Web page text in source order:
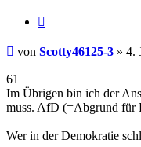
Beitrag
von Scotty46125-3 » 4.
61
Im Übrigen bin ich der
muss. AfD (=Abgrund für
Wer in der Demokratie